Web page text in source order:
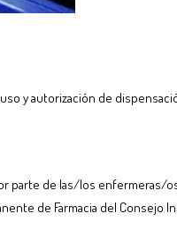
uso y autorización de
parte de las/los enfermeras/
de Farmacia del